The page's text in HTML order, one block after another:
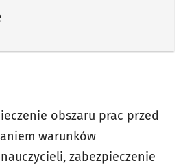
obszaru prac przed
warunków
zabezpieczenie